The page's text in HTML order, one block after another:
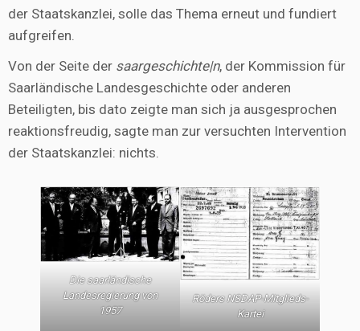
der Staatskanzlei, solle das Thema erneut und fundiert
aufgreifen.
Von der Seite der saargeschichte|n, der Kommission für
Saarländische Landesgeschichte oder anderen
Beteiligten, bis dato zeigte man sich ja ausgesprochen
reaktionsfreudig, sagte man zur versuchten Intervention
der Staatskanzlei: nichts.
Die saarländische
Landesregierung von
1957
Röders NSDAP-Mitglieds-
Kartei